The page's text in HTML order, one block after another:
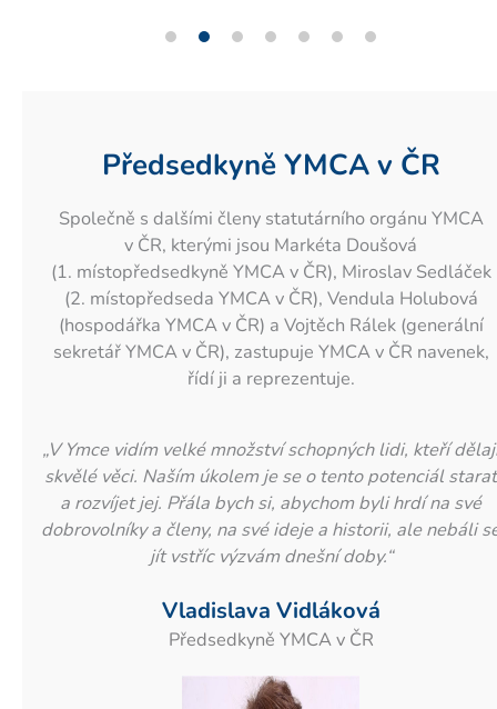
Předsedkyně YMCA v ČR
Společně s dalšími členy statutárního orgánu YMCA
v ČR, kterými jsou Markéta Doušová
(1. místopředsedkyně YMCA v ČR), Miroslav Sedláček
(2. místopředseda YMCA v ČR), Vendula Holubová
(hospodářka YMCA v ČR) a Vojtěch Rálek (generální
sekretář YMCA v ČR), zastupuje YMCA v ČR navenek,
řídí ji a reprezentuje.
„V Ymce vidím velké množství schopných lidi, kteří
skvělé věci. Naším úkolem je se o tento potenciál starat
a rozvíjet jej. Přála bych si, abychom byli hrdí na své
dobrovolníky a členy, na své ideje a historii, ale nebáli
jít vstříc výzvám dnešní doby.“
Vladislava Vidláková
Předsedkyně YMCA v ČR